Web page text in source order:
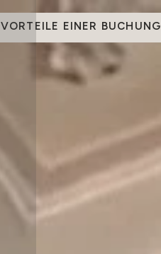
VORTEILE EINER BUCHUNG